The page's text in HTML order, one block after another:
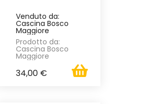
Venduto da:
Cascina Bosco
Maggiore
Prodotto da:
Cascina Bosco
Maggiore
34,00 €